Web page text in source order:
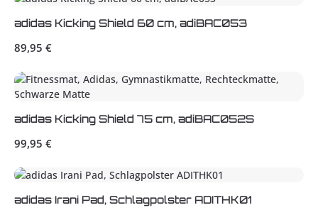
adidas Kicking Shield 60 cm, adiBAC053
Regulärer Preis:
89,95 €
adidas Kicking Shield 75 cm, adiBAC052S
Regulärer Preis:
99,95 €
adidas Irani Pad, Schlagpolster ADITHK01